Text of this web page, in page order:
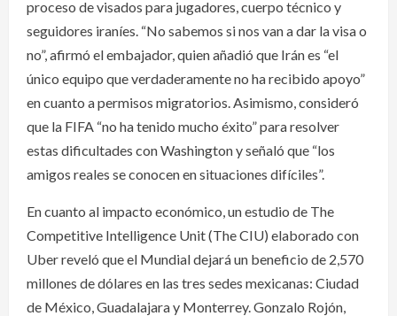
proceso de visados para jugadores, cuerpo técnico y
seguidores iraníes. “No sabemos si nos van a dar la visa o
no”, afirmó el embajador, quien añadió que Irán es “el
único equipo que verdaderamente no ha recibido apoyo”
en cuanto a permisos migratorios. Asimismo, consideró
que la FIFA “no ha tenido mucho éxito” para resolver
estas dificultades con Washington y señaló que “los
amigos reales se conocen en situaciones difíciles”.
En cuanto al impacto económico, un estudio de The
Competitive Intelligence Unit (The CIU) elaborado con
Uber reveló que el Mundial dejará un beneficio de 2,570
millones de dólares en las tres sedes mexicanas: Ciudad
de México, Guadalajara y Monterrey. Gonzalo Rojón,